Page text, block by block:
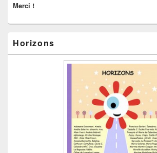
Merci !
Horizons